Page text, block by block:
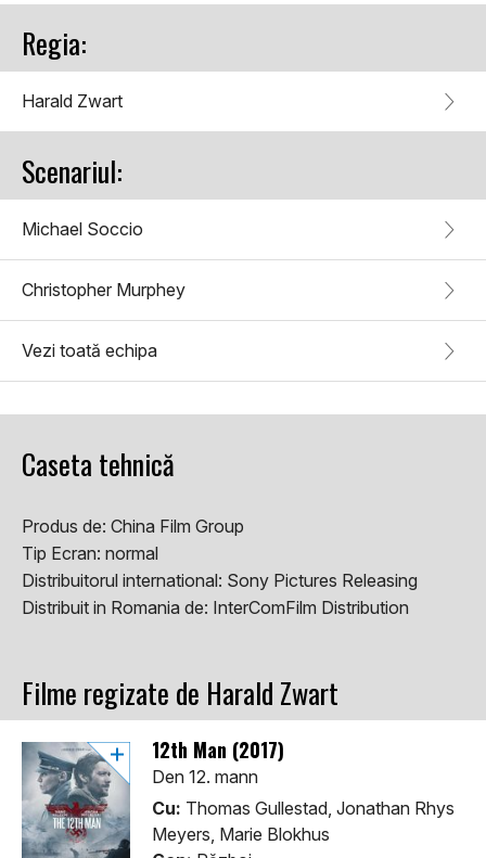
Regia:
Harald Zwart
Scenariul:
Michael Soccio
Christopher Murphey
Vezi toată echipa
Caseta tehnică
Produs de: China Film Group
Tip Ecran: normal
Distribuitorul international: Sony Pictures Releasing
Distribuit in Romania de: InterComFilm Distribution
Filme regizate de Harald Zwart
12th Man (2017)
Den 12. mann
Cu: Thomas Gullestad, Jonathan Rhys
Meyers, Marie Blokhus